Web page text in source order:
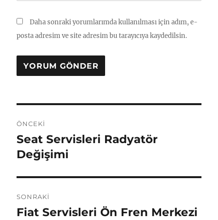
Daha sonraki yorumlarımda kullanılması için adım, e-
posta adresim ve site adresim bu tarayıcıya kaydedilsin.
gezinmesi
ÖNCEKI
Önceki
yazı:
Seat Servisleri Radyatör
Değişimi
SONRAKI
Sonraki
Fiat Servisleri Ön Fren Merkezi